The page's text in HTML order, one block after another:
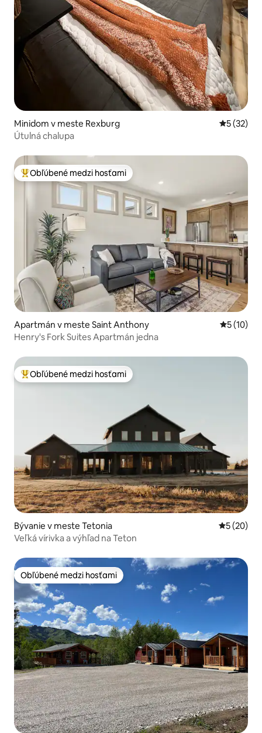
Minidom v meste Rexburg
5 (32)
Útulná chalupa
Najobľúbenejšie medzi hosťami
Obľúbené medzi hosťami
Apartmán v meste Saint Anthony
5 (10)
Henry's Fork Suites Apartmán jedna
Najobľúbenejšie medzi hosťami
Obľúbené medzi hosťami
Bývanie v meste Tetonia
5 (20)
Veľká vírivka a výhľad na Teton
Obľúbené medzi hosťami
Obľúbené medzi hosťami